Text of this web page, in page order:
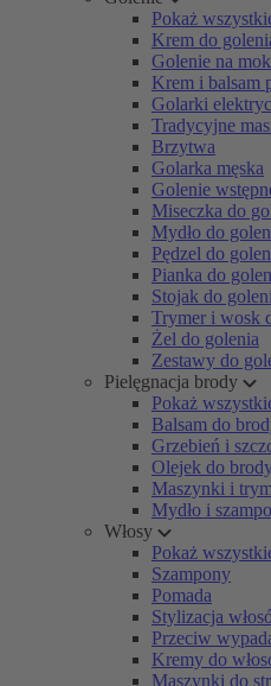
Pokaż
Krem do
Golenie na
Krem i balsam
Golarki
Tradycyjne
Brzytwa
Golarka męska
Golenie
Miseczka do
Mydło do
Pędzel do
Pianka do
Stojak do
Trymer i wosk
Żel do golenia
Zestawy do
Pielęgnacja brody
Pokaż
Balsam do
Grzebień i
Olejek do
Maszynki i
Mydło i
Włosy
Pokaż
Szampony
Pomada
Stylizacja
Przeciw
Kremy do
Maszynki do